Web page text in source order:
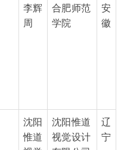
李辉
周
合肥师范
学院
安
徽
沈阳
惟道
沈阳惟道
视觉设计
辽
宁